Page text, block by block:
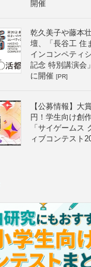
開催
乾久美子や藤本
壇、「長谷工 住
インコンペティ
記念 特別講演会
に開催 [PR]
【公募情報】大
円！学生向け創
「サイゲームス
ィブコンテスト